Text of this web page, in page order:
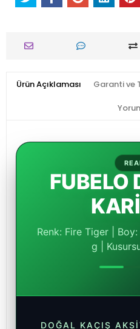
Ürün Açıklaması Garanti ve
FUBELO
Renk: Fire Tiger | Boy:
g |
DOĞAL KAÇIŞ